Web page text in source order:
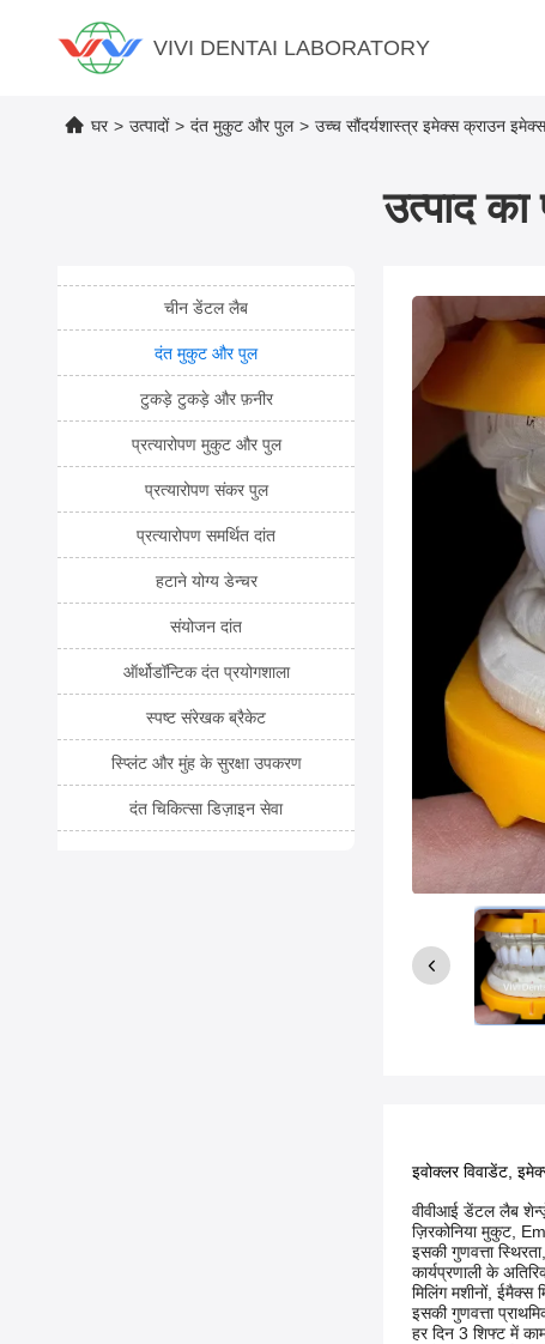
VIVI DENTAI LABORATORY
घर > उत्पादों > दंत मुकुट और पुल > उच्च सौंदर्यशास्त्र इमेक्स क्राउन
उत्पाद का
चीन डेंटल लैब
दंत मुकुट और पुल
टुकड़े टुकड़े और फ़नीर
प्रत्यारोपण मुकुट और पुल
प्रत्यारोपण संकर पुल
प्रत्यारोपण समर्थित दांत
हटाने योग्य डेन्चर
संयोजन दांत
ऑर्थोडॉन्टिक दंत प्रयोगशाला
स्पष्ट संरेखक ब्रैकेट
स्प्लिंट और मुंह के सुरक्षा उपकरण
दंत चिकित्सा डिज़ाइन सेवा
इवोक्लर विवाडेंट,
वीवीआई डेंटल लैब
ज़िरकोनिया मुकुट,
इसकी गुणवत्ता
कार्यप्रणाली के
मिलिंग मशीनों,
इसकी गुणवत्ता
हर दिन 3 शिफ्ट में